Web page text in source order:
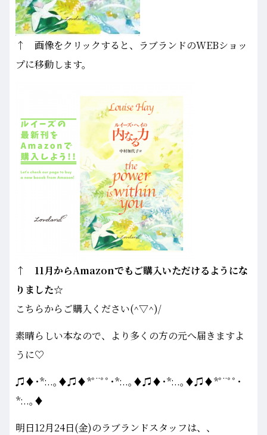
↑ 画像をクリックすると、ラブランドのWEBショッ
プに移動します。
↑ 11月からAmazonでもご購入いただけるようにな
りました☆
こちらからご購入ください(^▽^)/
素晴らしい本なので、より多くの方の元へ届きますよ
うに♡
♫♦･*:..｡♦♫♦*ﾟ¨ﾟﾟ･*:..｡♦♫♦･*:..｡♦♫♦*ﾟ¨ﾟﾟ･
*:..｡♦
明日12月24日(金)のラブランドスタッフは、、